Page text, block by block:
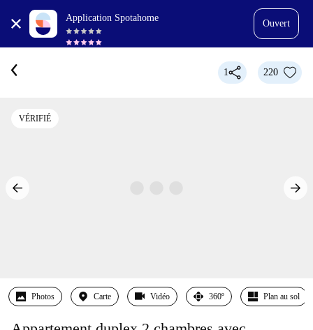
Application Spotahome
Ouvert
1 220
VÉRIFIÉ
Photos Carte Vidéo 360º Plan au sol